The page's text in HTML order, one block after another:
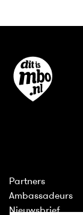
Partners
Ambassadeurs
Nieuwsbrief